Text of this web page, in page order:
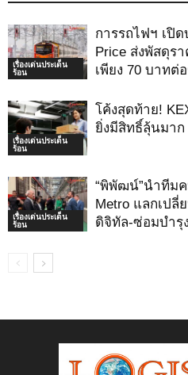
เรื่องเด่นประเด็น
ร้อน
การรถไฟฯ เปิด
Price ส่งพัสดุร
เพียง 70 บาทต่
เรื่องเด่นประเด็น
ร้อน
โค้งสุดท้าย!
ยิ่งมีสิทธิ์ลุ้นมาก
เรื่องเด่นประเด็น
ร้อน
“พิพัฒน์”นำทีม
Metro แลกเปลี่
ดิจิทัล-ซ่อมบำรุ